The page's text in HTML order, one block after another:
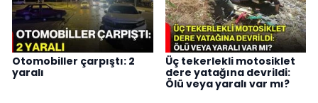
Otomobiller çarpıştı: 2
yaralı
Üç tekerlekli motosiklet
dere yatağına devrildi:
Ölü veya yaralı var mı?